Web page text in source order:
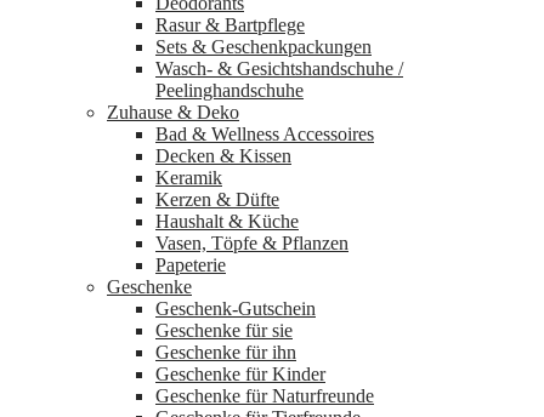
Rasur & Bartpflege
Sets & Geschenkpackungen
Wasch‑ & Gesichtshandschuhe /
Peelinghandschuhe
Zuhause & Deko
Bad & Wellness Accessoires
Decken & Kissen
Keramik
Kerzen & Düfte
Haushalt & Küche
Vasen, Töpfe & Pflanzen
Papeterie
Geschenke
Geschenk-Gutschein
Geschenke für sie
Geschenke für ihn
Geschenke für Kinder
Geschenke für Naturfreunde